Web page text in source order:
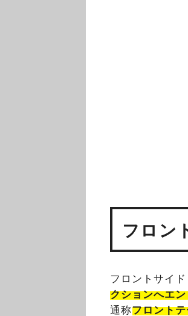
フロン
フロントサイ
クションへエ
通称フロント